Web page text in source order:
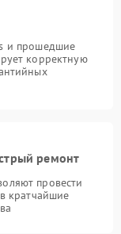
и прошедшие
корректную
ремонт
провести
кратчайшие